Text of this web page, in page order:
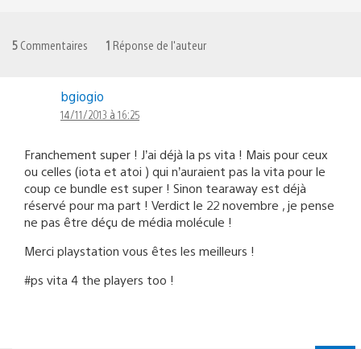
5 Commentaires 1 Réponse de l'auteur
bgiogio
14/11/2013 à 16:25
Franchement super ! J’ai déjà la ps vita ! Mais pour ceux
ou celles (iota et atoi ) qui n’auraient pas la vita pour le
coup ce bundle est super ! Sinon tearaway est déjà
réservé pour ma part ! Verdict le 22 novembre , je pense
ne pas être déçu de média molécule !
Merci playstation vous êtes les meilleurs !
#ps vita 4 the players too !